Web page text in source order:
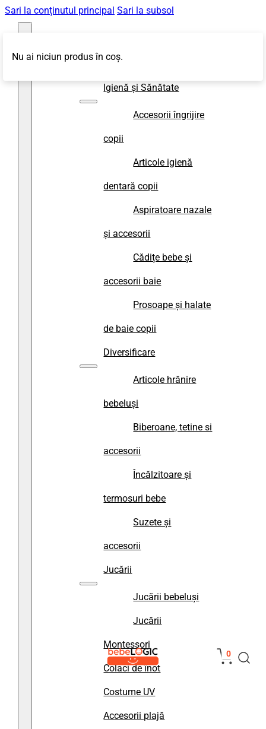
Sari la conținutul principal Sari la subsol
Igienă și Sănătate
Accesorii îngrijire
copii
Articole igienă
dentară copii
Aspiratoare nazale
și accesorii
Cădițe bebe și
accesorii baie
Prosoape și halate
de baie copii
Diversificare
Articole hrănire
bebeluși
Biberoane, tetine si
accesorii
Încălzitoare și
termosuri bebe
Suzete și
accesorii
Jucării
Jucării bebeluși
Jucării
Montessori
Colaci de înot
Costume UV
Accesorii plajă
0
Nu ai niciun produs în coș.